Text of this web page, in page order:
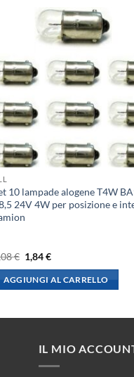
10 lampade alogene T4W
24V 4W per posizione e
€ Il
prezzo
originale
era:
1,84€Il
attuale
è:
AGGIUNGI AL CARRELLO
IL MIO